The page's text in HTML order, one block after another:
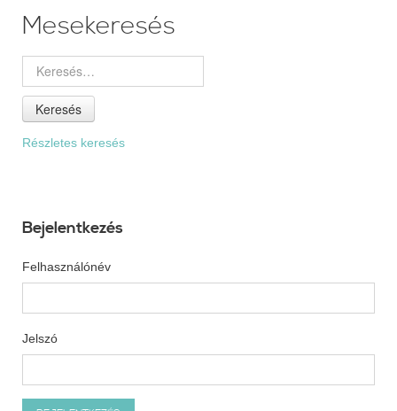
Mesekeresés
Keresés
Részletes keresés
Bejelentkezés
Felhasználónév
Jelszó